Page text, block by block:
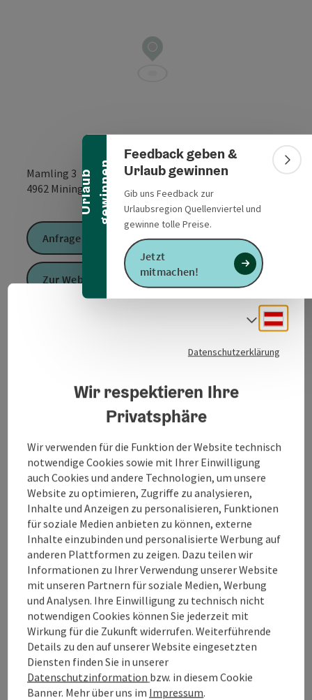
U
r
l
a
u
b
g
e
w
i
n
n
e n
Banner einklappen
Feedback geben &
Urlaub gewinnen
Gib uns Feedback zur
Urlaubsregion Quellenviertel und
gewinne tolle Preise.
Jetzt
mitmachen!
Mamling 3
4962 Mining
* Frühlingsfestival Kunst, Kultur und Kulinarik
Kontakt
Öffnungszeiten
Anreise/Lage
Eignung
Barrierefreiheit
Mehr Entdecken
Anfrage senden
Zur Website
Datenschutzerklärung
Wir respektieren Ihre
Privatsphäre
Wir verwenden für die Funktion der Website technisch
notwendige Cookies sowie mit Ihrer Einwilligung
auch Cookies und andere Technologien, um unsere
Website zu optimieren, Zugriffe zu analysieren,
Inhalte und Anzeigen zu personalisieren, Funktionen
für soziale Medien anbieten zu können, externe
Inhalte einzubinden und personalisierte Werbung auf
anderen Plattformen zu zeigen. Dazu teilen wir
Informationen zu Ihrer Verwendung unserer Website
mit unseren Partnern für soziale Medien, Werbung
und Analysen. Ihre Einwilligung zu technisch nicht
notwendigen Cookies können Sie jederzeit mit
Wirkung für die Zukunft widerrufen. Weiterführende
Details zu den auf unserer Website eingesetzten
Diensten finden Sie in unserer
Datenschutzinformation bzw. in diesem Cookie
Banner. Mehr über uns im Impressum.